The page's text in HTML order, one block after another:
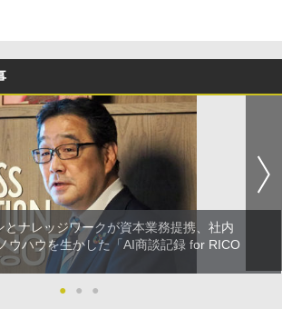
とナレッジワークが資本業務提携、社内
ウハウを生かした「AI商談記録 for RICO
●
● ●